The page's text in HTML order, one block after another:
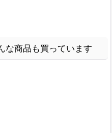
な商品も買っています